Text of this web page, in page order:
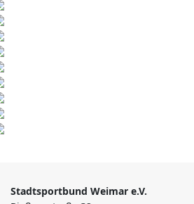
Stadtsportbund Weimar e.V.